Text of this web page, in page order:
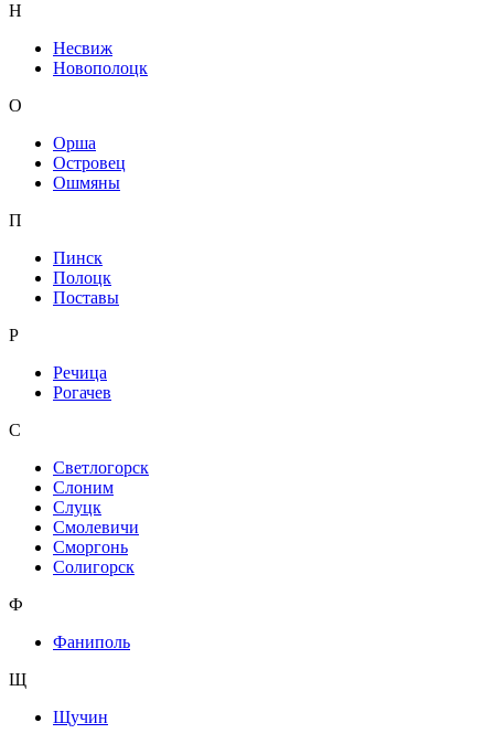
Н
Несвиж
Новополоцк
О
Орша
Островец
Ошмяны
П
Пинск
Полоцк
Поставы
Р
Речица
Рогачев
С
Светлогорск
Слоним
Слуцк
Смолевичи
Сморгонь
Солигорск
Ф
Фаниполь
Щ
Щучин